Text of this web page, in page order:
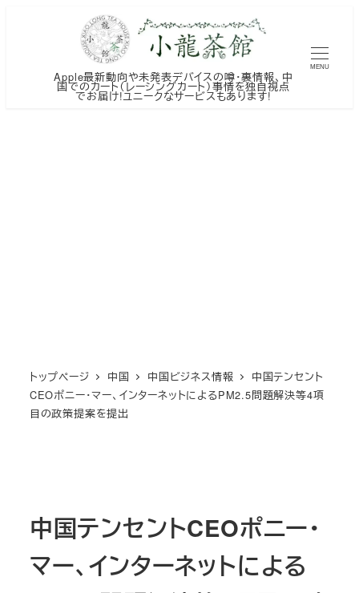
Apple最新動向や未発表デバイスの噂・裏情報、中
国でのカート（レーシングカート）事情を独自視点
でお届け!ユニークなサービスもあります!
MENU
トップページ 中国 中国ビジネス情報
中国テンセント
CEOポニー・マー、インターネットによるPM2.5問題解決等4項
目の政策提案を提出
中国テンセントCEOポニー・
マー、インターネットによる